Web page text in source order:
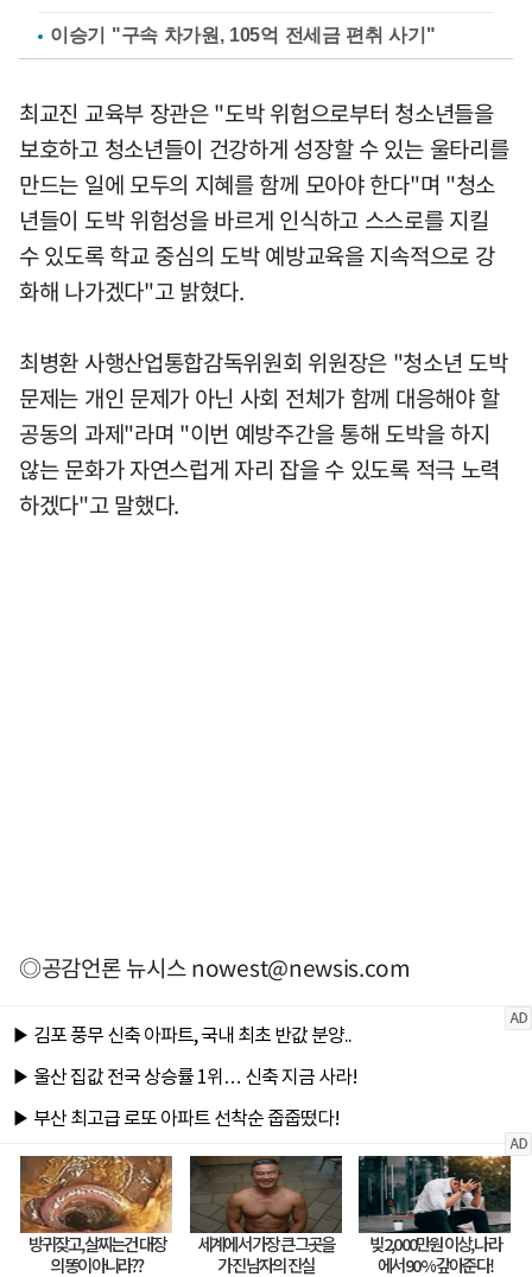
이승기 "구속 차가원, 105억 전세금 편취 사기"
최교진 교육부 장관은 "도박 위험으로부터 청소년들을
보호하고 청소년들이 건강하게 성장할 수 있는 울타리를
만드는 일에 모두의 지혜를 함께 모아야 한다"며 "청소
년들이 도박 위험성을 바르게 인식하고 스스로를 지킬
수 있도록 학교 중심의 도박 예방교육을 지속적으로 강
화해 나가겠다"고 밝혔다.
최병환 사행산업통합감독위원회 위원장은 "청소년 도박
문제는 개인 문제가 아닌 사회 전체가 함께 대응해야 할
공동의 과제"라며 "이번 예방주간을 통해 도박을 하지
않는 문화가 자연스럽게 자리 잡을 수 있도록 적극 노력
하겠다"고 말했다.
◎공감언론 뉴시스nowest@newsis.com